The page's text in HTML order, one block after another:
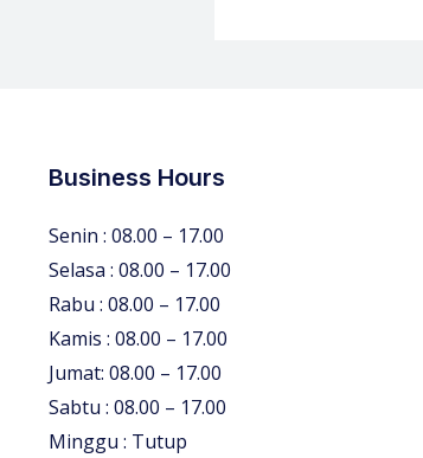
Business Hours
Senin : 08.00 – 17.00
Selasa : 08.00 – 17.00
Rabu : 08.00 – 17.00
Kamis : 08.00 – 17.00
Jumat: 08.00 – 17.00
Sabtu : 08.00 – 17.00
Minggu : Tutup